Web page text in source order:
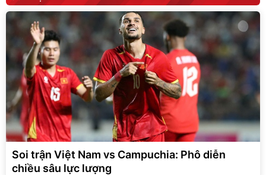
Soi trận Việt Nam vs Campuchia: Phô diễn
chiều sâu lực lượng